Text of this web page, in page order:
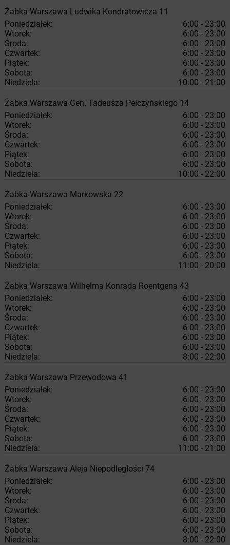
Żabka Warszawa Ludwika Kondratowicza 11
Poniedziałek:
6:00 - 23:00
Wtorek:
6:00 - 23:00
Środa:
6:00 - 23:00
Czwartek:
6:00 - 23:00
Piątek:
6:00 - 23:00
Sobota:
6:00 - 23:00
Niedziela:
10:00 - 21:00
Żabka Warszawa Gen. Tadeusza Pełczyńskiego 14
Poniedziałek:
6:00 - 23:00
Wtorek:
6:00 - 23:00
Środa:
6:00 - 23:00
Czwartek:
6:00 - 23:00
Piątek:
6:00 - 23:00
Sobota:
6:00 - 23:00
Niedziela:
10:00 - 22:00
Żabka Warszawa Markowska 22
Poniedziałek:
6:00 - 23:00
Wtorek:
6:00 - 23:00
Środa:
6:00 - 23:00
Czwartek:
6:00 - 23:00
Piątek:
6:00 - 23:00
Sobota:
6:00 - 23:00
Niedziela:
11:00 - 20:00
Żabka Warszawa Wilhelma Konrada Roentgena 43
Poniedziałek:
6:00 - 23:00
Wtorek:
6:00 - 23:00
Środa:
6:00 - 23:00
Czwartek:
6:00 - 23:00
Piątek:
6:00 - 23:00
Sobota:
6:00 - 23:00
Niedziela:
8:00 - 22:00
Żabka Warszawa Przewodowa 41
Poniedziałek:
6:00 - 23:00
Wtorek:
6:00 - 23:00
Środa:
6:00 - 23:00
Czwartek:
6:00 - 23:00
Piątek:
6:00 - 23:00
Sobota:
6:00 - 23:00
Niedziela:
11:00 - 21:00
Żabka Warszawa Aleja Niepodległości 74
Poniedziałek:
6:00 - 23:00
Wtorek:
6:00 - 23:00
Środa:
6:00 - 23:00
Czwartek:
6:00 - 23:00
Piątek:
6:00 - 23:00
Sobota:
6:00 - 23:00
Niedziela:
8:00 - 22:00